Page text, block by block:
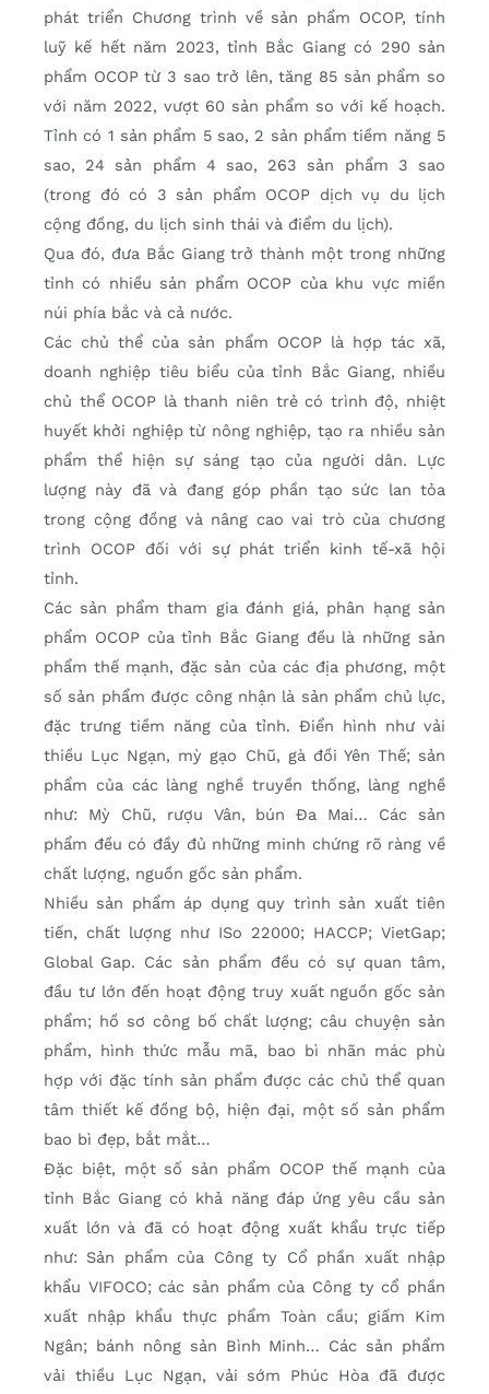
phát triển Chương trình về sản phẩm OCOP, tính
luỹ kế hết năm 2023, tỉnh Bắc Giang có 290 sản
phẩm OCOP từ 3 sao trở lên, tăng 85 sản phẩm so
với năm 2022, vượt 60 sản phẩm so với kế hoạch.
Tỉnh có 1 sản phẩm 5 sao, 2 sản phẩm tiềm năng 5
sao, 24 sản phẩm 4 sao, 263 sản phẩm 3 sao
(trong đó có 3 sản phẩm OCOP dịch vụ du lịch
cộng đồng, du lịch sinh thái và điểm du lịch).
Qua đó, đưa Bắc Giang trở thành một trong những
tỉnh có nhiều sản phẩm OCOP của khu vực miền
núi phía bắc và cả nước.
Các chủ thể của sản phẩm OCOP là hợp tác xã,
doanh nghiệp tiêu biểu của tỉnh Bắc Giang, nhiều
chủ thể OCOP là thanh niên trẻ có trình độ, nhiệt
huyết khởi nghiệp từ nông nghiệp, tạo ra nhiều sản
phẩm thể hiện sự sáng tạo của người dân. Lực
lượng này đã và đang góp phần tạo sức lan tỏa
trong cộng đồng và nâng cao vai trò của chương
trình OCOP đối với sự phát triển kinh tế-xã hội
tỉnh.
Các sản phẩm tham gia đánh giá, phân hạng sản
phẩm OCOP của tỉnh Bắc Giang đều là những sản
phẩm thế mạnh, đặc sản của các địa phương, một
số sản phẩm được công nhận là sản phẩm chủ lực,
đặc trưng tiềm năng của tỉnh. Điển hình như vải
thiều Lục Ngạn, mỳ gạo Chũ, gà đồi Yên Thế; sản
phẩm của các làng nghề truyền thống, làng nghề
như: Mỳ Chũ, rượu Vân, bún Đa Mai… Các sản
phẩm đều có đầy đủ những minh chứng rõ ràng về
chất lượng, nguồn gốc sản phẩm.
Nhiều sản phẩm áp dụng quy trình sản xuất tiên
tiến, chất lượng như ISo 22000; HACCP; VietGap;
Global Gap. Các sản phẩm đều có sự quan tâm,
đầu tư lớn đến hoạt động truy xuất nguồn gốc sản
phẩm; hồ sơ công bố chất lượng; câu chuyện sản
phẩm, hình thức mẫu mã, bao bì nhãn mác phù
hợp với đặc tính sản phẩm được các chủ thể quan
tâm thiết kế đồng bộ, hiện đại, một số sản phẩm
bao bì đẹp, bắt mắt…
Đặc biệt, một số sản phẩm OCOP thế mạnh của
tỉnh Bắc Giang có khả năng đáp ứng yêu cầu sản
xuất lớn và đã có hoạt động xuất khẩu trực tiếp
như: Sản phẩm của Công ty Cổ phần xuất nhập
khẩu VIFOCO; các sản phẩm của Công ty cổ phần
xuất nhập khẩu thực phẩm Toàn cầu; giấm Kim
Ngân; bánh nông sản Bình Minh… Các sản phẩm
vải thiều Lục Ngạn, vải sớm Phúc Hòa đã được